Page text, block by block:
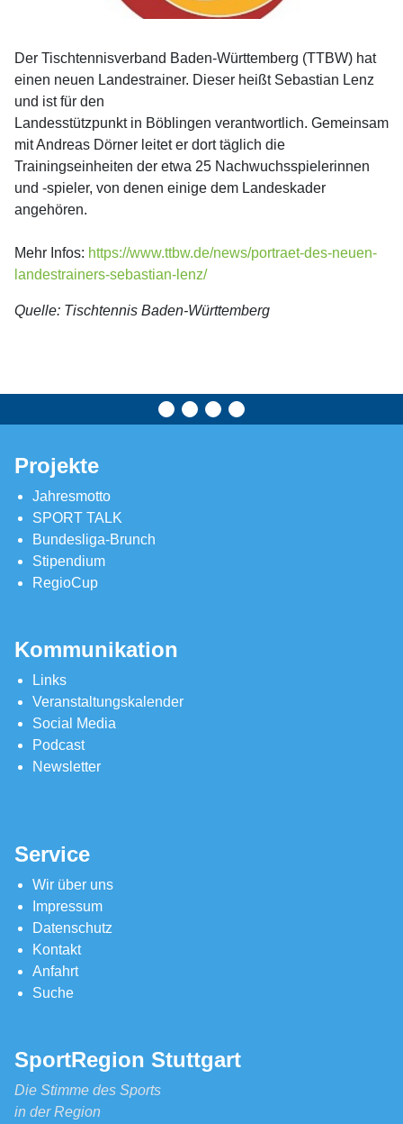
Der Tischtennisverband Baden-Württemberg (TTBW) hat
einen neuen Landestrainer. Dieser heißt Sebastian Lenz
und ist für den
Landesstützpunkt in Böblingen verantwortlich. Gemeinsam
mit Andreas Dörner leitet er dort täglich die
Trainingseinheiten der etwa 25 Nachwuchsspielerinnen
und -spieler, von denen einige dem Landeskader
angehören.
Mehr Infos: https://www.ttbw.de/news/portraet-des-neuen-
landestrainers-sebastian-lenz/
Quelle: Tischtennis Baden-Württemberg
Projekte
Jahresmotto
SPORT TALK
Bundesliga-Brunch
Stipendium
RegioCup
Kommunikation
Links
Veranstaltungskalender
Social Media
Podcast
Newsletter
Service
Wir über uns
Impressum
Datenschutz
Kontakt
Anfahrt
Suche
SportRegion Stuttgart
Die Stimme des Sports
in der Region